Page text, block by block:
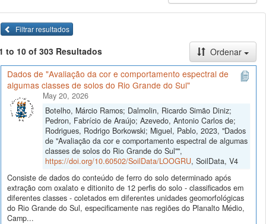
Filtrar resultados
to 10 of 303 Resultados
Ordenar
Dados de "Avaliação da cor e comportamento espectral de
algumas classes de solos do Rio Grande do Sul"
May 20, 2026
Botelho, Márcio Ramos; Dalmolin, Ricardo Simão Diniz;
Pedron, Fabrício de Araújo; Azevedo, Antonio Carlos de;
Rodrigues, Rodrigo Borkowski; Miguel, Pablo, 2023, "Dados
de "Avaliação da cor e comportamento espectral de algumas
classes de solos do Rio Grande do Sul"",
https://doi.org/10.60502/SoilData/LOOGRU, SoilData, V4
Consiste de dados do conteúdo de ferro do solo determinado após
extração com oxalato e ditionito de 12 perfis do solo - classificados em
diferentes classes - coletados em diferentes unidades geomorfológicas
do Rio Grande do Sul, especificamente nas regiões do Planalto Médio,
Camp...